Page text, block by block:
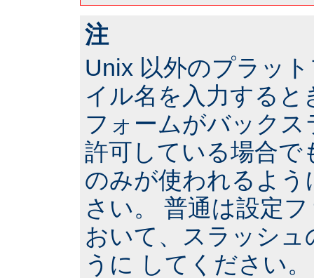
注
Unix 以外のプラッ
イル名を入力すると
フォームがバック
許可している場合で
のみが使われるよ
さい。 普通は設定
おいて、スラッシ
うに してください。